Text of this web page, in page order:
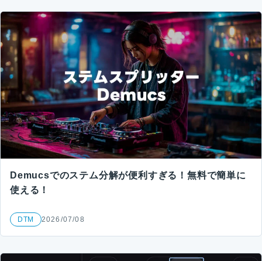
Demucsでのステム分解が便利すぎる！無料で簡単に
使える！
DTM 2026/07/08